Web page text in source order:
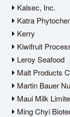
Kalsec, Inc.
Katra
Kerry
Kiwifruit
Leroy Seafood
Malt Products
Martin Bauer
Maui Milk
Ming Chyi